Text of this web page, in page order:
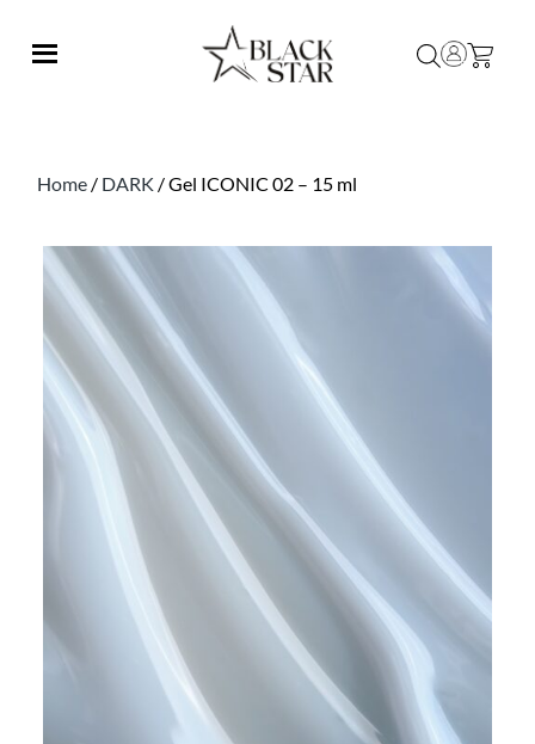
Home / DARK / Gel ICONIC 02 – 15 ml